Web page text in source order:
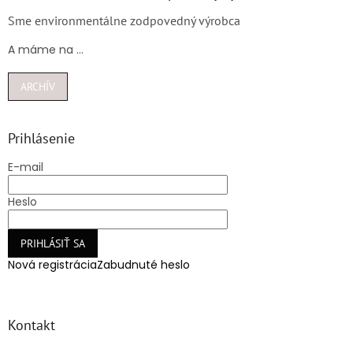
Sme environmentálne zodpovedný výrobca
A máme na ...
ARCHÍV
Prihlásenie
E-mail
Heslo
PRIHLÁSIŤ SA
Nová registráciaZabudnuté heslo
Kontakt